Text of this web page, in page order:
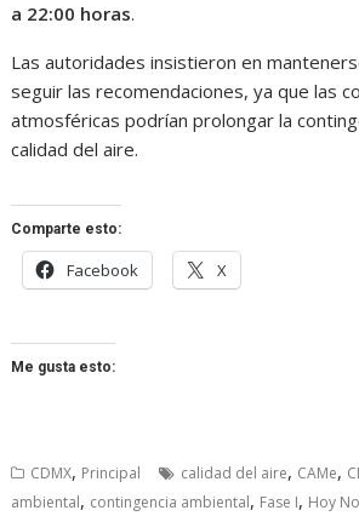
a 22:00 horas.
Las autoridades insistieron en
seguir las recomendaciones, ya que las
atmosféricas podrían prolongar la
calidad del aire.
Comparte esto:
Facebook X
Me gusta esto:
CDMX, Principal calidad del aire, CAMe,
ambiental, contingencia ambiental, Fase I, Hoy